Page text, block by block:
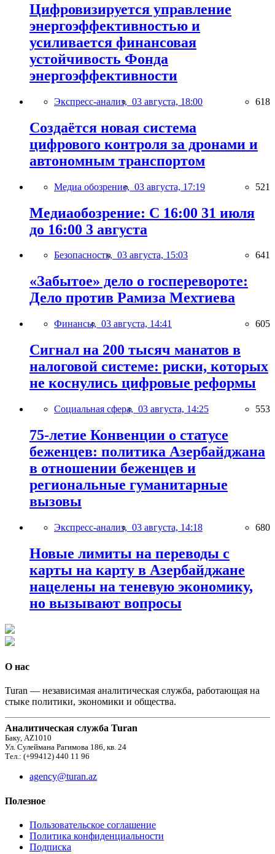
Цифровизируется управление
энергоэффективностью и
усиливается финансовая
устойчивость Фонда
энергоэффективности
Экспресс-анализ, 03 августа, 18:00 618
Создаётся новая система
цифрового контроля за дронами и
автономным транспортом
Медиа обозрение, 03 августа, 17:19 521
Медиаобозрение: С 16:00 31 июля
до 16:00 3 августа
Безопасность, 03 августа, 15:03 641
«Забытое» дело о госперевороте:
Дело против Рамиза Мехтиева
Финансы, 03 августа, 14:41 605
Сигнал на 200 тысяч манатов в
налоговой системе: риски, которых
не коснулись цифровые реформы
Социальная сфера, 03 августа, 14:25 553
75-летие Конвенции о статусе
беженцев: политика Азербайджана
в отношении беженцев и
региональные гуманитарные
вызовы
Экспресс-анализ, 03 августа, 14:18 680
Новые лимиты на переводы с
карты на карту в Азербайджане
нацелены на теневую экономику,
но вызывают вопросы
О нас
Turan — независимая аналитическая служба, работающая на
стыке политики, экономики и общества.
Аналитическая служба Turan
Баку, AZ1010
Ул. Сулеймана Рагимова 186, кв. 24
Тел.: (+99412) 440 11 96
agency@turan.az
Полезное
Пользовательское соглашение
Политика конфиденциальности
Подписка